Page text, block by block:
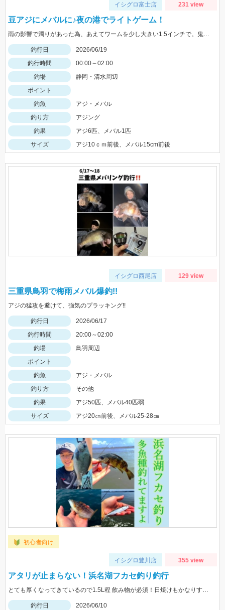
イシグロ富士店 231 view
豆アジにメバルに♪夜の港でライトゲーム！
雨の影響で濁りがあった為、あえてワームを少し大きい1.5インチで。鬼爪をつけることで釣果が伸びました！
釣行日
2026/06/19
釣行時間
00:00～02:00
釣場
静岡・清水周辺
ポイント
釣魚
アジ・メバル
釣り方
アジング
釣果
アジ6匹、メバル1匹
サイズ
アジ10ｃｍ前後、メバル15cm前後
イシグロ西尾店 129 view
三重県鳥羽で梅雨メバル爆釣!!
アジの猛攻を避けて、強気のプラッキング!!
釣行日
2026/06/17
釣行時間
20:00～02:00
釣場
鳥羽周辺
ポイント
釣魚
アジ・メバル
釣り方
その他
釣果
アジ50匹、メバル40匹弱
サイズ
アジ20㎝前後、メバル25-28㎝
初心者向け
イシグロ豊川店 355 view
アタリが止まらない！浜名湖フカセ釣り釣行
とても厚くなってきているので1.5L程 飲み物が必須！日焼けもかなりするので 日焼け止めor日焼け対策ウェア―などで 対策しましょう！
釣行日
2026/06/10